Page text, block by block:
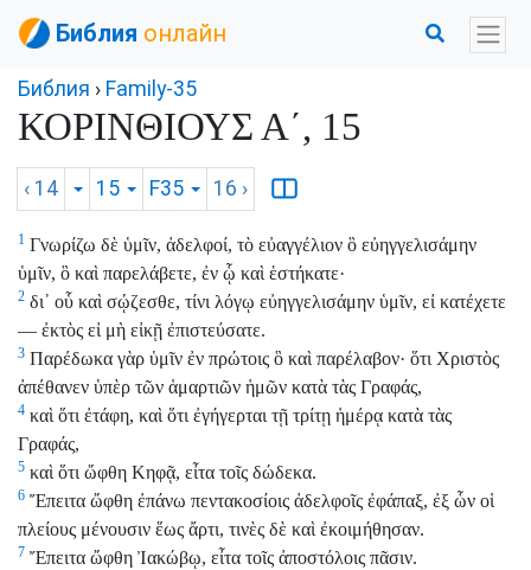
Библия онлайн
Библия › Family-35
ΚΟΡΙΝΘΙΟΥΣ Α΄, 15
‹ 14 15 F35 16 ›
1 Γνωρίζω δὲ ὑμῖν, ἀδελφοί, τὸ εὐαγγέλιον ὃ εὐηγγελισάμην
ὑμῖν, ὃ καὶ παρελάβετε, ἐν ᾧ καὶ ἑστήκατε·
2 δι᾿ οὗ καὶ σῴζεσθε, τίνι λόγῳ εὐηγγελισάμην ὑμῖν, εἰ κατέχετε
— ἐκτὸς εἰ μὴ εἰκῇ ἐπιστεύσατε.
3 Παρέδωκα γὰρ ὑμῖν ἐν πρώτοις ὃ καὶ παρέλαβον· ὅτι Χριστὸς
ἀπέθανεν ὑπὲρ τῶν ἁμαρτιῶν ἡμῶν κατὰ τὰς Γραφάς,
4 καὶ ὅτι ἐτάφη, καὶ ὅτι ἐγήγερται τῇ τρίτῃ ἡμέρᾳ κατὰ τὰς
Γραφάς,
5 καὶ ὅτι ὤφθη Κηφᾷ, εἶτα τοῖς δώδεκα.
6 Ἔπειτα ὤφθη ἐπάνω πεντακοσίοις ἀδελφοῖς ἐφάπαξ, ἐξ ὧν οἱ
πλείους μένουσιν ἕως ἄρτι, τινὲς δὲ καὶ ἐκοιμήθησαν.
7 Ἔπειτα ὤφθη Ἰακώβῳ, εἶτα τοῖς ἀποστόλοις πᾶσιν.